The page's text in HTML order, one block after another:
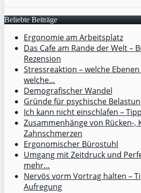
Beliebte Beiträge
Ergonomie am Arbeitsplatz
Das Cafe am Rande der Welt –
Rezension
Stressreaktion – welche
welche…
Demografischer Wandel
Gründe für psychische
Ich kann nicht einschlafen –
Zusammenhänge von Rücken-,
Zahnschmerzen
Ergonomischer Bürostuhl
Umgang mit Zeitdruck und
mehr…
Nervös vorm Vortrag halten –
Aufregung